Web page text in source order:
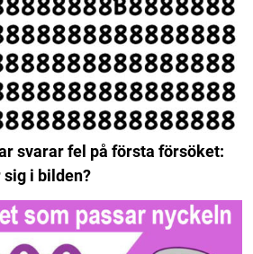
svarar fel på första försöket:
sig i bilden?